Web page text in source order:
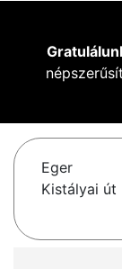
Eger
Kistályai út